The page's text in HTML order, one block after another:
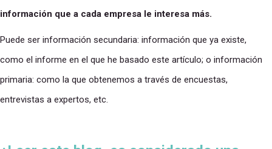
información que a cada empresa le interesa más.
Puede ser información secundaria: información que ya existe,
como el informe en el que he basado este artículo; o información
primaria: como la que obtenemos a través de encuestas,
entrevistas a expertos, etc.